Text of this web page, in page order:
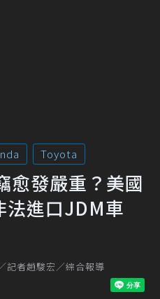
Toyota
愈發嚴重？美國
法進口JDM車
記者趙駿宏／綜合報導